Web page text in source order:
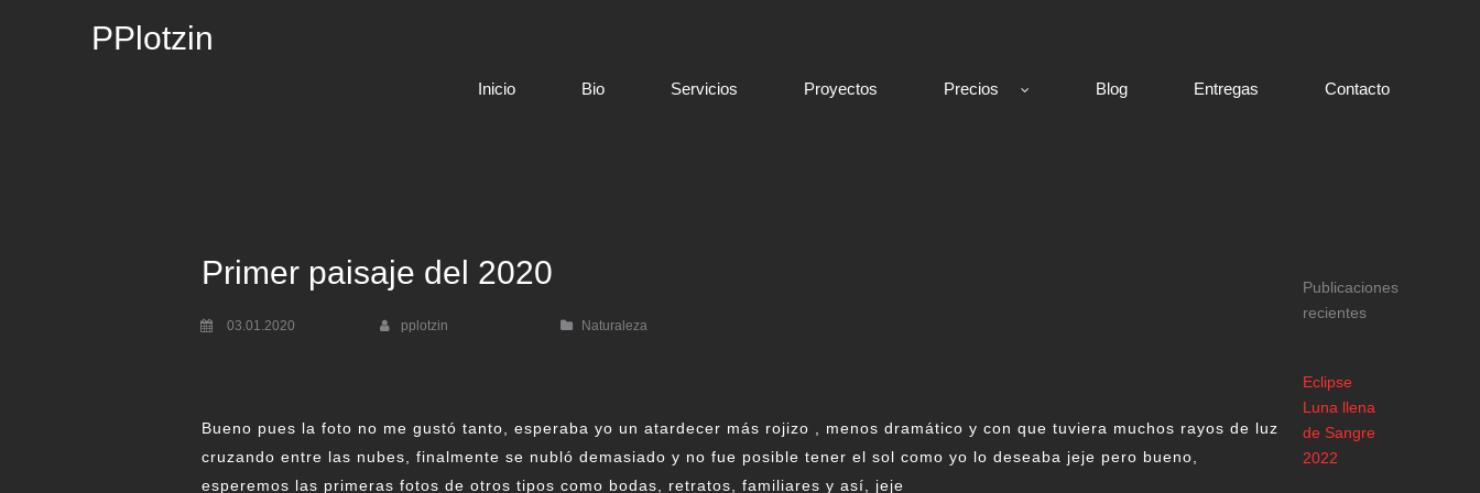
PPlotzin
Inicio Bio Servicios Proyectos Precios Blog Entregas Contacto
Primer paisaje del 2020
03.01.2020 pplotzin Naturaleza
Bueno pues la foto no me gustó tanto, esperaba yo un atardecer más rojizo , menos dramático y con que tuviera muchos rayos de luz
cruzando entre las nubes, finalmente se nubló demasiado y no fue posible tener el sol como yo lo deseaba jeje pero bueno,
esperemos las primeras fotos de otros tipos como bodas, retratos, familiares y así, jeje
Publicaciones
recientes
Eclipse
Luna llena
de Sangre
2022